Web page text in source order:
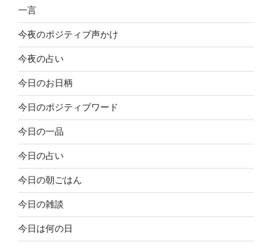
一言
今夜のポジティブ声かけ
今夜の占い
今日のお日柄
今日のポジティブワード
今日の一品
今日の占い
今日の朝ごはん
今日の雑談
今日は何の日